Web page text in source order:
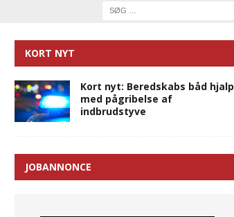
KORT NYT
Kort nyt: Beredskabs båd hjalp
med pågribelse af
indbrudstyve
JOBANNONCE